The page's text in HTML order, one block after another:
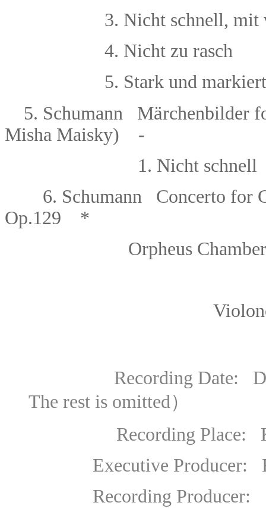
3. Nicht schnell, mit
4. Nicht zu rasch
5. Stark und markiert
5. Schumann Märchenbilder
Misha Maisky) -
1. Nicht schnell
6. Schumann Concerto for
Op.129 *
Orpheus Chamber
Violoncello:
Recording Date:
The rest is omitted）
Recording Place:
Executive Producer:
Recording Producer: